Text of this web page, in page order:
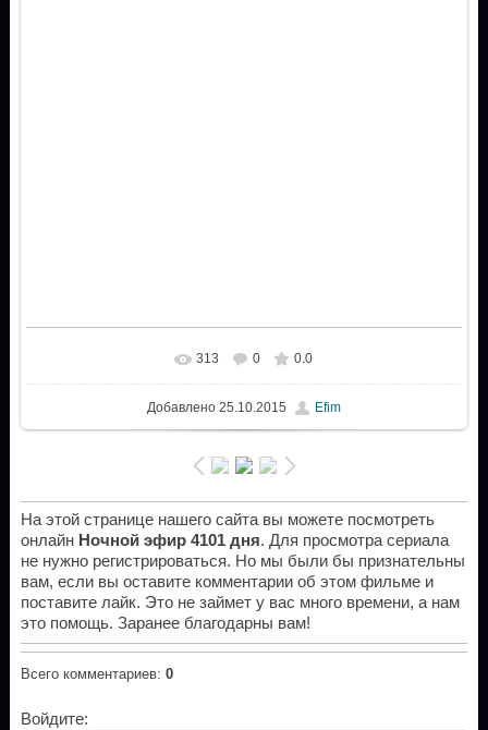
313 0 0.0
Добавлено25.10.2015 Efim
На этой странице нашего сайта вы можете посмотреть
онлайн Ночной эфир 4101 дня. Для просмотра сериала
не нужно регистрироваться. Но мы были бы признательны
вам, если вы оставите комментарии об этом фильме и
поставите лайк. Это не займет у вас много времени, а нам
это помощь. Заранее благодарны вам!
Всего комментариев: 0
Войдите: